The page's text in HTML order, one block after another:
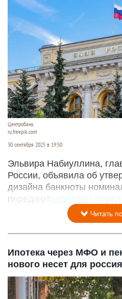
Центробанк.
ru.freepik.com
30 сентября 2025 в 19:50
Эльвира Набиуллина,
России, объявила об
дизайна банкноты
передают
Читать
Ипотека через МФО и
нового несет для